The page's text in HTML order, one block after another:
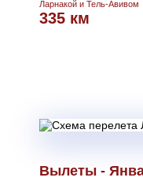
Ларнакой и Тель-Авивом
335 км
Вылеты -